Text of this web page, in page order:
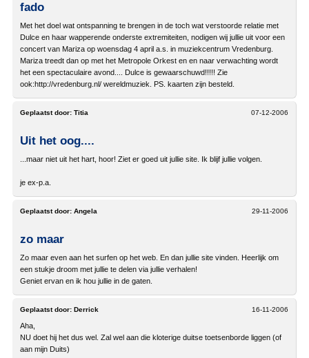
fado
Met het doel wat ontspanning te brengen in de toch wat verstoorde relatie met
Dulce en haar wapperende onderste extremiteiten, nodigen wij jullie uit voor een
concert van Mariza op woensdag 4 april a.s. in muziekcentrum Vredenburg.
Mariza treedt dan op met het Metropole Orkest en en naar verwachting wordt
het een spectaculaire avond.... Dulce is gewaarschuwd!!!!! Zie
ook:http://vredenburg.nl/ wereldmuziek. PS. kaarten zijn besteld.
07-12-2006
Geplaatst door: Titia
Uit het oog....
...maar niet uit het hart, hoor! Ziet er goed uit jullie site. Ik blijf jullie volgen.
je ex-p.a.
29-11-2006
Geplaatst door: Angela
zo maar
Zo maar even aan het surfen op het web. En dan jullie site vinden. Heerlijk om
een stukje droom met jullie te delen via jullie verhalen!
Geniet ervan en ik hou jullie in de gaten.
16-11-2006
Geplaatst door: Derrick
Aha,
NU doet hij het dus wel. Zal wel aan die kloterige duitse toetsenborde liggen (of
aan mijn Duits)